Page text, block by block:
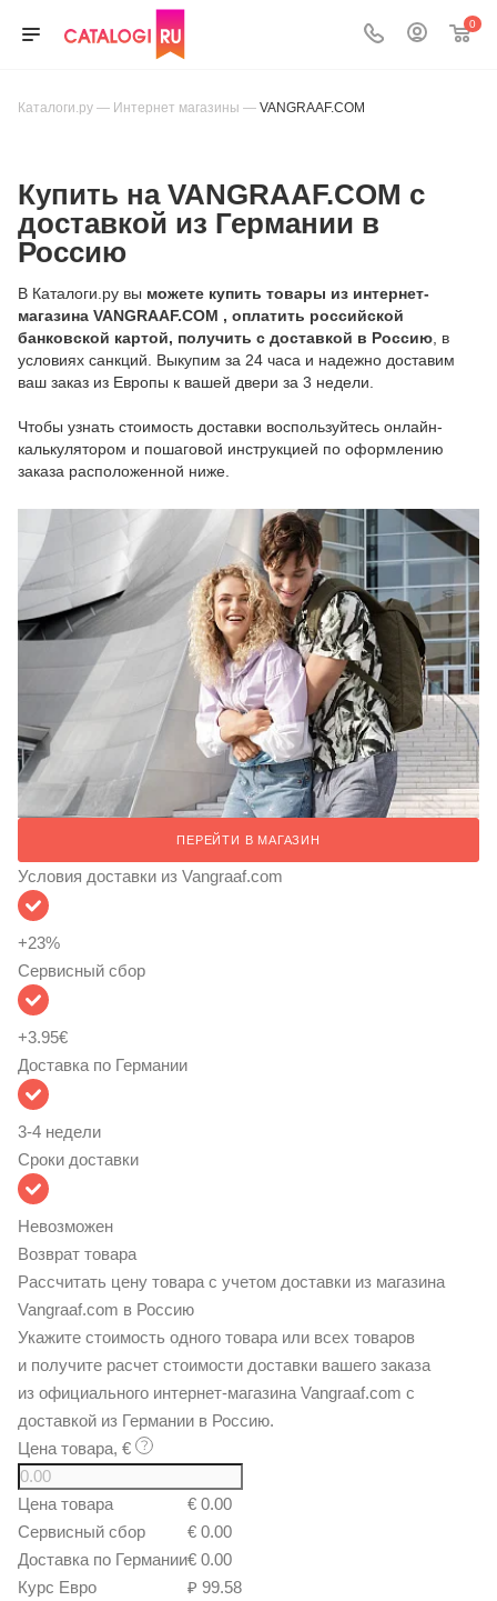
0
Каталоги.ру — Интернет магазины — VANGRAAF.COM
Купить на VANGRAAF.COM с
доставкой из Германии в
Россию
В Каталоги.ру вы можете купить товары из интернет-
магазина VANGRAAF.COM , оплатить российской
банковской картой, получить с доставкой в Россию , в
условиях санкций. Выкупим за 24 часа и надежно доставим
ваш заказ из Европы к вашей двери за 3 недели.
Чтобы узнать стоимость доставки воспользуйтесь онлайн-
калькулятором и пошаговой инструкцией по оформлению
заказа расположенной ниже.
ПЕРЕЙТИ В МАГАЗИН
Условия доставки из Vangraaf.com
+23%
Сервисный сбор
+3.95€
Доставка по Германии
3-4 недели
Сроки доставки
Невозможен
Возврат товара
Рассчитать цену товара с учетом доставки из магазина
Vangraaf.com в Россию
Укажите стоимость одного товара или всех товаров
и получите расчет стоимости доставки вашего заказа
из официального интернет-магазина Vangraaf.com с
доставкой из Германии в Россию.
Цена товара, €
Цена товара
€ 0.00
Сервисный сбор
€ 0.00
Доставка по Германии€ 0.00
Курс Евро
₽ 99.58